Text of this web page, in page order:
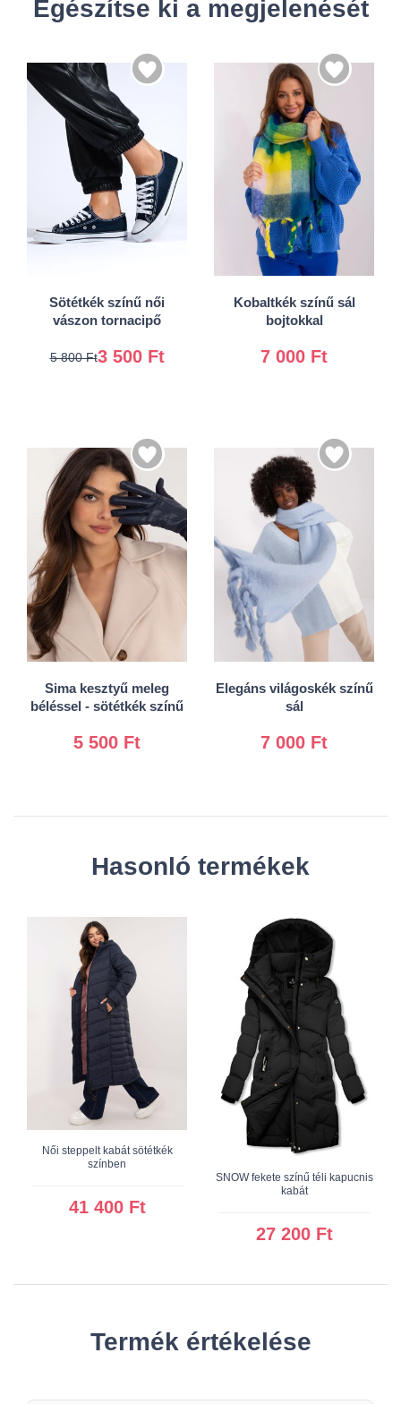
Egészítse ki a megjelenését
Sötétkék színű női
vászon tornacipő
3 500 Ft
5 800 Ft
36 37
Kobaltkék színű sál
bojtokkal
7 000 Ft
Sima kesztyű meleg
béléssel - sötétkék színű
5 500 Ft
S/M
Elegáns világoskék színű
sál
7 000 Ft
Hasonló termékek
Női steppelt kabát sötétkék
színben
41 400 Ft
SNOW fekete színű téli kapucnis
kabát
27 200 Ft
Termék értékelése